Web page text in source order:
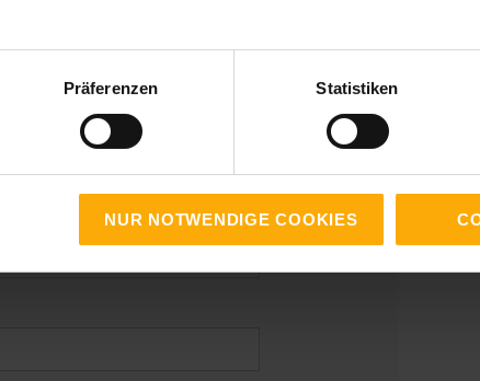
Präferenzen Statistiken
NUR NOTWENDIGE COOKIES